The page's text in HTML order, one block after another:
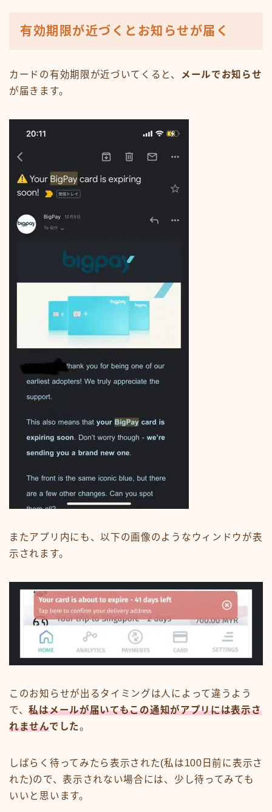
有効期限が近づくとお知らせが届く
カードの有効期限が近づいてくると、
メールでお知らせ
が届きます。
またアプリ内にも、以下の画像のようなウィンドウが表
示されます。
このお知らせが出るタイミングは人によって違うよう
で、私はメールが届いてもこの通知がアプリには表示さ
れませんでした。
しばらく待ってみたら表示された(私は100日前に表示さ
れた)ので、表示されない場合には、少し待ってみても
いいと思います。